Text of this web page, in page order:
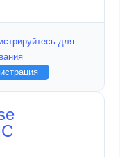
для